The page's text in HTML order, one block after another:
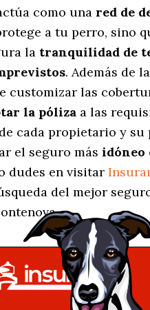
como una red de
a tu perro, sino
la tranquilidad de
. Además de la
customizar las
la póliza a las
cada propietario y su
el seguro másidóneo
dudes en visitar
del mejor